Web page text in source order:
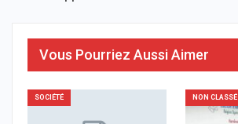
Vous Pourriez Aussi Aimer
SOCIÉTÉ NON CLASSÉ